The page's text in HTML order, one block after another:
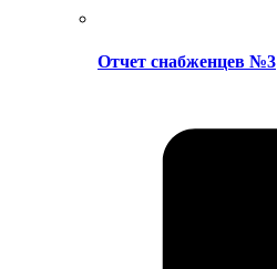
Отчет снабженцев №3